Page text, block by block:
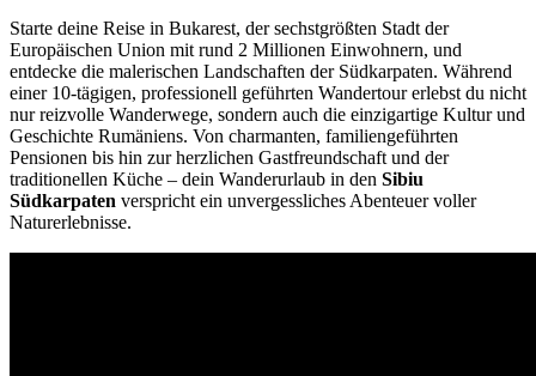
Starte deine Reise in Bukarest, der sechstgrößten Stadt der
Europäischen Union mit rund 2 Millionen Einwohnern, und
entdecke die malerischen Landschaften der Südkarpaten. Während
einer 10-tägigen, professionell geführten Wandertour erlebst du nicht
nur reizvolle Wanderwege, sondern auch die einzigartige Kultur und
Geschichte Rumäniens. Von charmanten, familiengeführten
Pensionen bis hin zur herzlichen Gastfreundschaft und der
traditionellen Küche – dein Wanderurlaub in den Sibiu
Südkarpaten verspricht ein unvergessliches Abenteuer voller
Naturerlebnisse.